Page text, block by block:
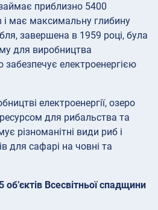
приблизно 5400
і має максимальну глибину
завершена в 1959 році, була
для виробництва
забезпечує електроенергією
електроенергії, озеро
для рибальства та
різноманітні види риб і
для сафарі на човні та
Всесвітньої спадщини